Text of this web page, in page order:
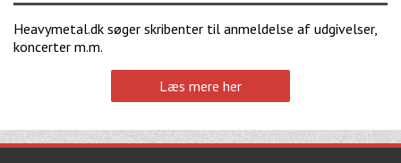
Heavymetal.dk søger skribenter til anmeldelse af udgivelser,
koncerter m.m.
Læs mere her